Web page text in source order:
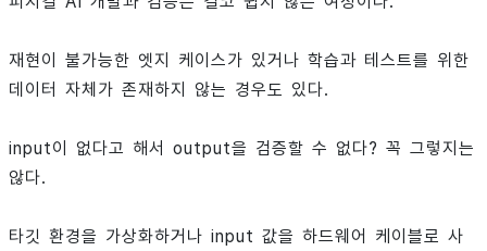
재현이 불가능한 엣지 케이스가 있거나 학습과 테스트를 위한
데이터 자체가 존재하지 않는 경우도 있다.
input이 없다고 해서 output을 검증할 수 없다? 꼭 그렇지는
않다.
타깃 환경을 가상화하거나 input 값을 하드웨어 케이블로 사